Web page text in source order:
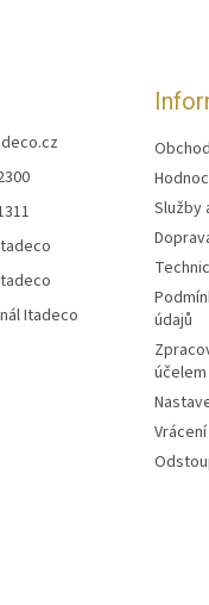
Itadeco
Služby
údajů